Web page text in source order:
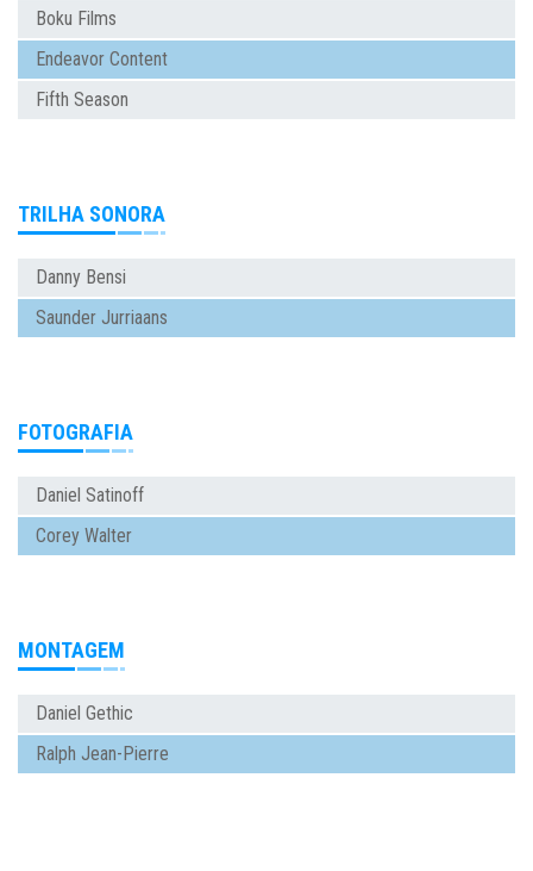
Boku Films
Endeavor Content
Fifth Season
TRILHA SONORA
Danny Bensi
Saunder Jurriaans
FOTOGRAFIA
Daniel Satinoff
Corey Walter
MONTAGEM
Daniel Gethic
Ralph Jean-Pierre